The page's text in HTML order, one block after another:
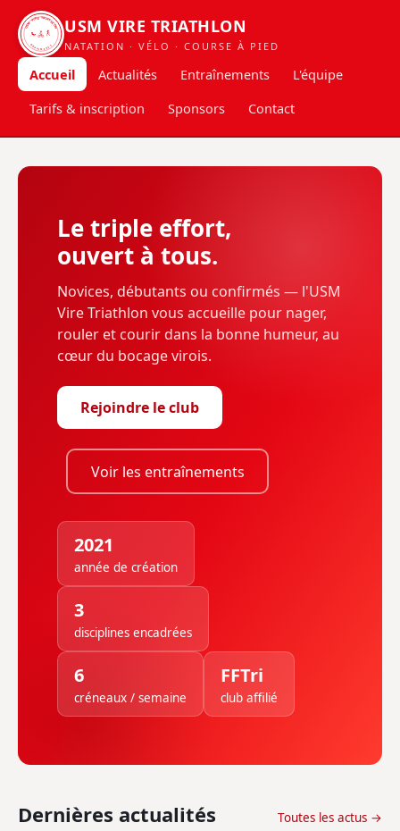
USM VIRE TRIATHLON
DEPUIS 2021
USM VIRE TRIATHLON
NATATION · VÉLO · COURSE À PIED
Accueil Actualités Entraînements
L'équipe
Tarifs & inscription
Sponsors Contact
Le triple effort,
ouvert à tous.
Novices, débutants ou confirmés — l'USM
Vire Triathlon vous accueille pour nager,
rouler et courir dans la bonne humeur, au
cœur du bocage virois.
Rejoindre le club
Voir les entraînements
2021
année de création
3
disciplines encadrées
6
créneaux / semaine
FFTri
club affilié
Dernières actualités Toutes les actus →